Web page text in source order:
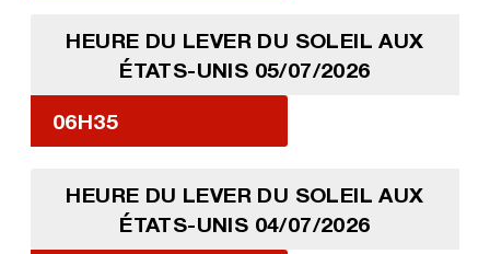
HEURE DU LEVER DU SOLEIL AUX
ÉTATS-UNIS 05/07/2026
06H35
HEURE DU LEVER DU SOLEIL AUX
ÉTATS-UNIS 04/07/2026